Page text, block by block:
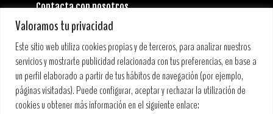
Valoramos tu privacidad
Este sitio web utiliza cookies propias y de terceros, para analizar nuestros
servicios y mostrarte publicidad relacionada con tus preferencias, en base a
un perfil elaborado a partir de tus hábitos de navegación (por ejemplo,
páginas visitadas). Puede configurar, aceptar y rechazar la utilización de
cookies u obtener más información en el siguiente enlace:
Contacta con nosotros
INFORMACIÓN GENERAL:
info@stoneandmusicfestival.com
PRENSA:
prensa@stoneandmusicfestival.com